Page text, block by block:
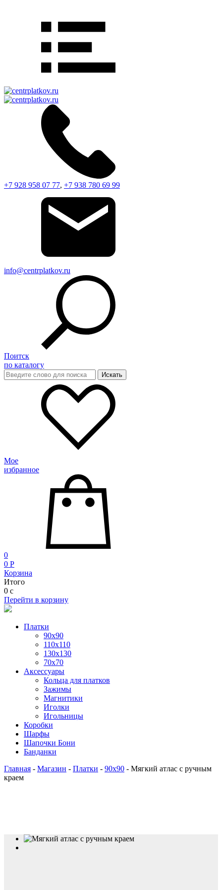
+7 928 958 07 77, +7 938 780 69 99
info@centrplatkov.ru
Поитск
по каталогу
Мое
избранное
0
0 P
Корзина
Итого
0 c
Перейти в корзину
Платки
90x90
110x110
130x130
70х70
Аксессуары
Кольца для платков
Зажимы
Магнитики
Иголки
Игольницы
Коробки
Шарфы
Шапочки Бони
Банданки
Главная - Магазин - Платки - 90x90 - Мягкий атлас с ручным
краем